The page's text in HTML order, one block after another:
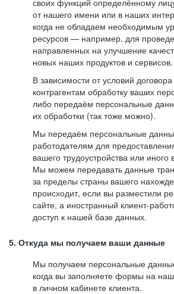
своих функций определённому
от нашего имени или в наших
когда не обладаем необходимым
ресурсов — например, для
направленных на улучшение
новых наших продуктов и сервисов.
В зависимости от условий
контрагентам обработку ваших
либо передаём персональные
их обработки (так тоже можно).
Мы передаём персональные
работодателям для
вашего трудоустройства или иного
Мы можем передавать данные
за пределы страны вашего
происходит, если вы разместили
сайте, а иностранный клиент-
доступ к нашей базе данных.
5. Откуда мы получаем ваши данные
Мы получаем персональные
когда вы заполняете формы на
в личном кабинете клиента.